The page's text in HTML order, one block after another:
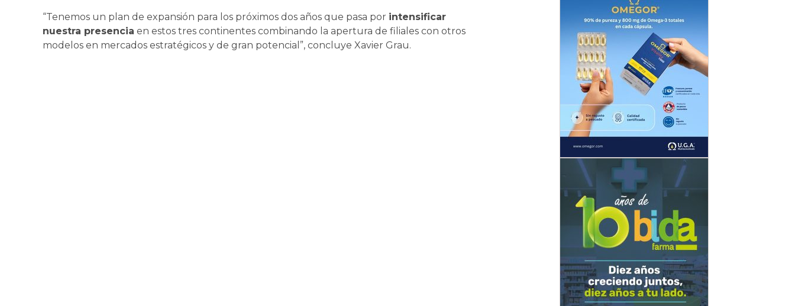
“Tenemos un plan de expansión para los próximos dos años que pasa por intensificar
nuestra presencia en estos tres continentes combinando la apertura de filiales con otros
modelos en mercados estratégicos y de gran potencial”, concluye Xavier Grau.